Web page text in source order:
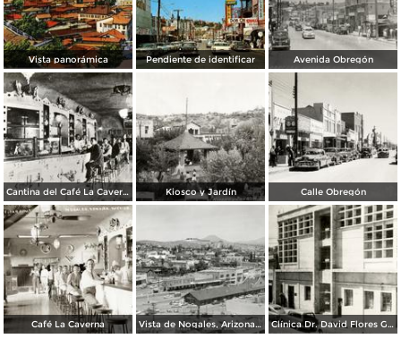
Vista panorámica Pendiente de identificar Avenida Obregón
Cantina del Café La Caverna Kiosco y Jardín Calle Obregón
Café La Caverna Vista de Nogales, Arizona, desde Nogales, Sonora Clínica Dr. David Flores Guerra